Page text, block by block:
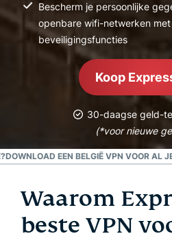
Bescherm je persoonlijke
openbare wifi-netwerken
beveiligingsfuncties
Koop
30-daagse geld-
(*voor nieuwe
DOWNLOAD EEN BELGIË VPN VOOR AL
Waarom ExpressVPN de
Hoe je een Belgisch IP-
Waarom
beste VPN